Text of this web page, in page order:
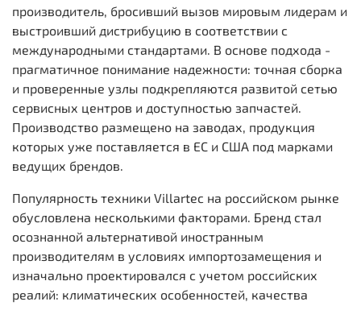
производитель, бросивший вызов мировым лидерам и
выстроивший дистрибуцию в соответствии с
международными стандартами. В основе подхода -
прагматичное понимание надежности: точная сборка
и проверенные узлы подкрепляются развитой сетью
сервисных центров и доступностью запчастей.
Производство размещено на заводах, продукция
которых уже поставляется в ЕС и США под марками
ведущих брендов.
Популярность техники Villartec на российском рынке
обусловлена несколькими факторами. Бренд стал
осознанной альтернативой иностранным
производителям в условиях импортозамещения и
изначально проектировался с учетом российских
реалий: климатических особенностей, качества